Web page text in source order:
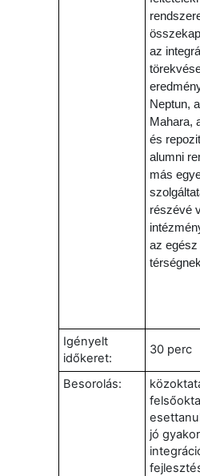
az
Neptun,
Mahara,
és
alumni
más
részévé
az
Igényelt
időkeret:
30 perc
Besorolás:
jó